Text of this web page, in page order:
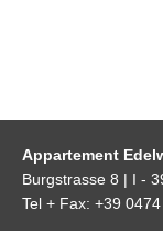
Appartement
Burgstrasse 8 | I -
Tel + Fax: +39